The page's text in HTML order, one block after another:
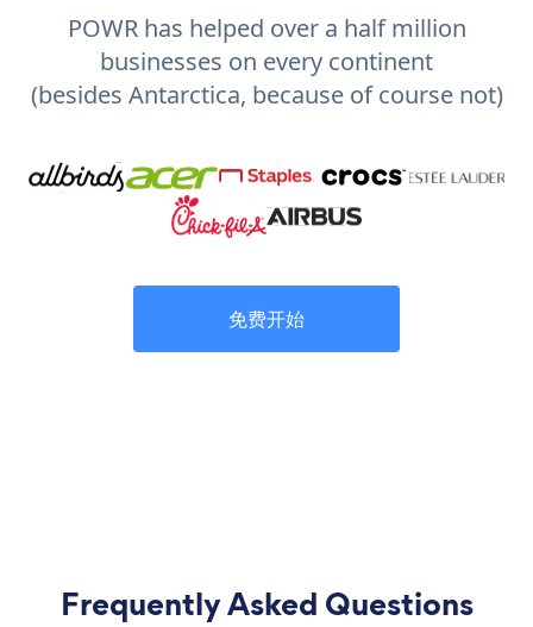
POWR has helped over a half million
businesses on every continent
(besides Antarctica, because of course not)
免费开始
Frequently Asked Questions